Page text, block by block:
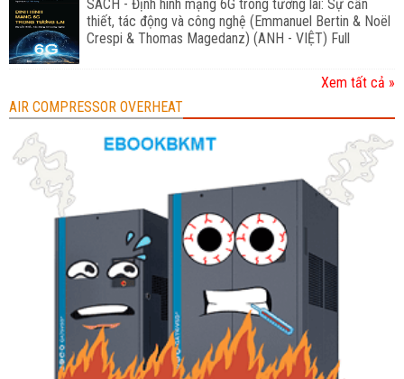
SÁCH - Định hình mạng 6G trong tương lai: Sự cần
thiết, tác động và công nghệ (Emmanuel Bertin & Noël
Crespi & Thomas Magedanz) (ANH - VIỆT) Full
Xem tất cả »
AIR COMPRESSOR OVERHEAT